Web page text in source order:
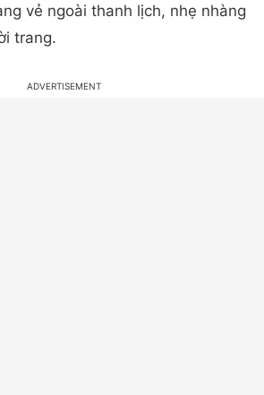
vẻ ngoài thanh lịch, nhẹ nhàng
trang.